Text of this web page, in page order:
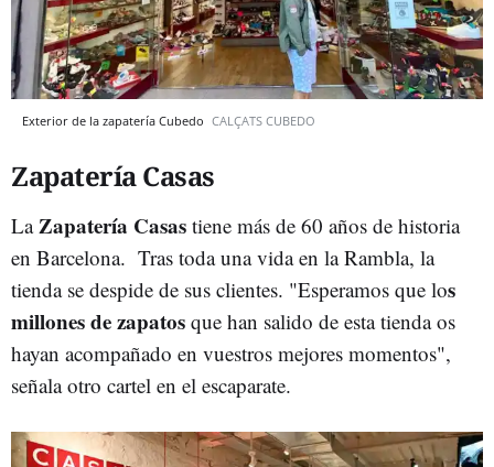
Exterior de la zapatería Cubedo CALÇATS CUBEDO
Zapatería Casas
LaZapatería Casas tiene más de 60 años de historia
en Barcelona. Tras toda una vida en la Rambla, la
tienda se despide de sus clientes. "Esperamos que los
millones de zapatos que han salido de esta tienda os
hayan acompañado en vuestros mejores momentos",
señala otro cartel en el escaparate.